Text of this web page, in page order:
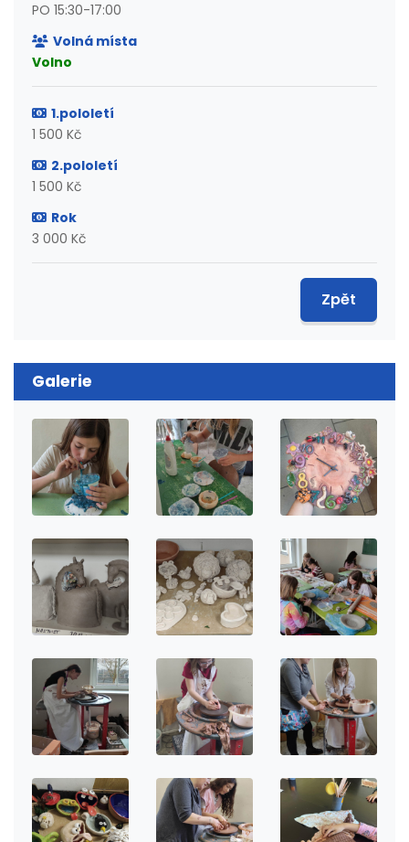
PO 15:30-17:00
Volná místa
Volno
1.pololetí
1 500 Kč
2.pololetí
1 500 Kč
Rok
3 000 Kč
Zpět
Galerie